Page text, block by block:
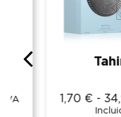
Tahira
€ - 34,90€
Incluido